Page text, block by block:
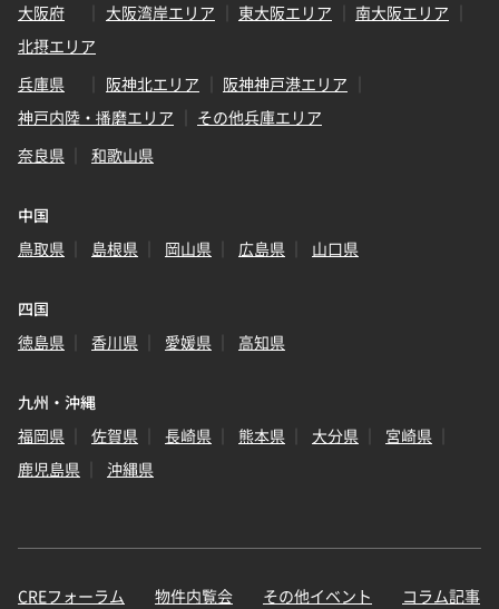
大阪府
大阪湾岸エリア 東大阪エリア
南大阪エリア
北摂エリア
兵庫県
阪神北エリア
阪神神戸港エリア
神戸内陸・播磨エリア
その他兵庫エリア
奈良県
和歌山県
中国
鳥取県
島根県 岡山県 広島県 山口県
四国
徳島県
香川県 愛媛県 高知県
九州・沖縄
福岡県
佐賀県 長崎県 熊本県 大分県
宮崎県
鹿児島県
沖縄県
CREフォーラム 物件内覧会 その他イベント コラム記事